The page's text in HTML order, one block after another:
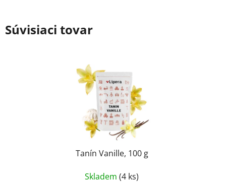
Súvisiaci tovar
Tanín Vanille, 100 g
Skladem (4 ks)